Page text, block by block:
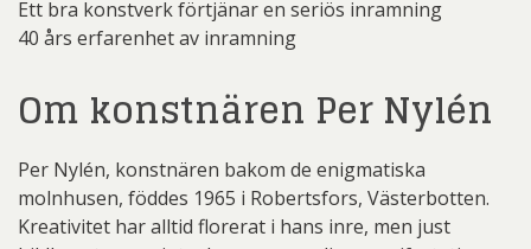
Ett bra konstverk förtjänar en seriös inramning
40 års erfarenhet av inramning
Om konstnären Per Nylén
Per Nylén, konstnären bakom de enigmatiska
molnhusen, föddes 1965 i Robertsfors, Västerbotten.
Kreativitet har alltid florerat i hans inre, men just